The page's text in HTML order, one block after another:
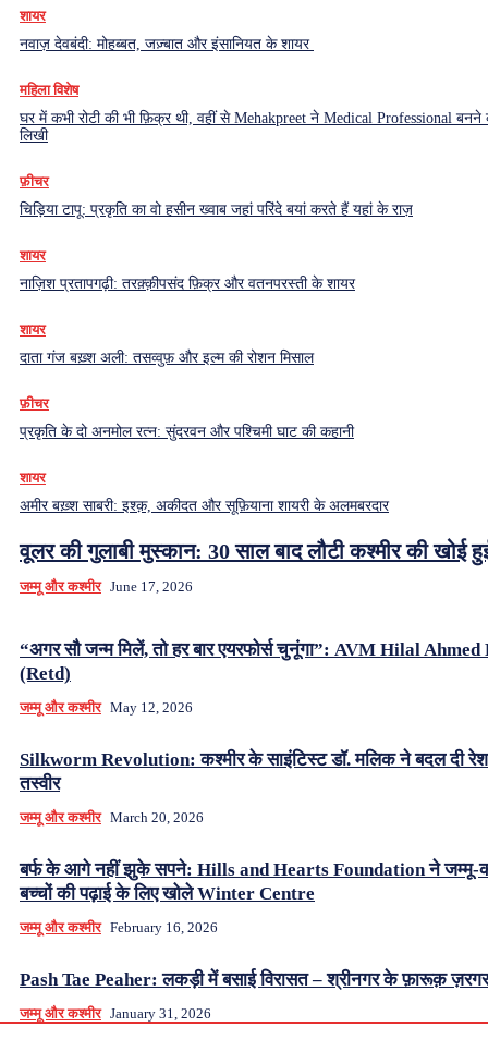
शायर
नवाज़ देवबंदी: मोहब्बत, जज़्बात और इंसानियत के शायर
महिला विशेष
घर में कभी रोटी की भी फ़िक्र थी, वहीं से Mehakpreet ने Medical Professional बनने
लिखी
फ़ीचर
चिड़िया टापू: प्रकृति का वो हसीन ख्वाब जहां परिंदे बयां करते हैं यहां के राज़
शायर
नाज़िश प्रतापगढ़ी: तरक़्क़ीपसंद फ़िक्र और वतनपरस्ती के शायर
शायर
दाता गंज बख़्श अली: तसव्वुफ़ और इल्म की रोशन मिसाल
फ़ीचर
प्रकृति के दो अनमोल रत्न: सुंदरवन और पश्चिमी घाट की कहानी
शायर
अमीर बख़्श साबरी: इश्क़, अकीदत और सूफ़ियाना शायरी के अलमबरदार
वूलर की गुलाबी मुस्कान: 30 साल बाद लौटी कश्मीर की खोई
जम्मू और कश्मीर June 17, 2026
“अगर सौ जन्म मिलें, तो हर बार एयरफोर्स चुनूंगा”: AVM Hilal
(Retd)
जम्मू और कश्मीर May 12, 2026
Silkworm Revolution: कश्मीर के साइंटिस्ट डॉ. मलिक ने बदल दी
तस्वीर
जम्मू और कश्मीर March 20, 2026
बर्फ के आगे नहीं झुके सपने: Hills and Hearts Foundation ने जम्मू-
बच्चों की पढ़ाई के लिए खोले Winter Centre
जम्मू और कश्मीर February 16, 2026
Pash Tae Peaher: लकड़ी में बसाई विरासत – श्रीनगर के फ़ारूक़
जम्मू और कश्मीर January 31, 2026